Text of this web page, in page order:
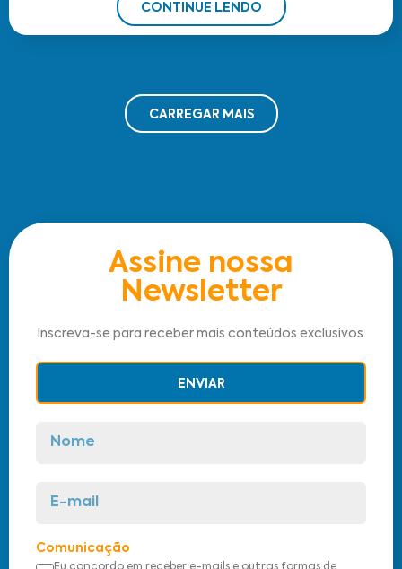
CONTINUE LENDO
CARREGAR MAIS
Assine nossa
Newsletter
Inscreva-se para receber mais conteúdos exclusivos.
Comunicação
Eu concordo em receber e-mails e outras formas de
ENVIAR